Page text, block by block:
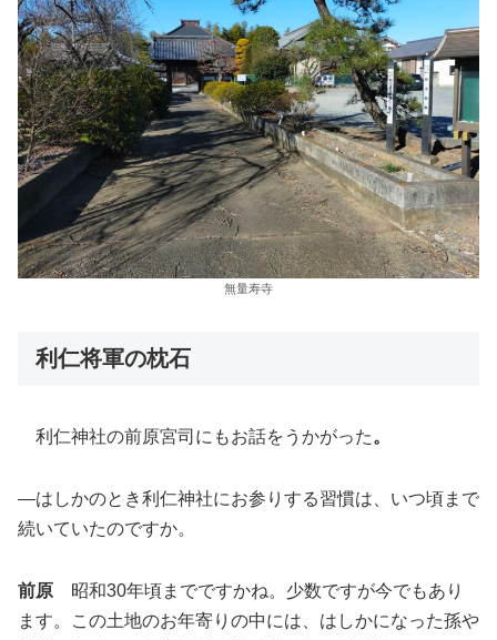
無量寿寺
利仁将軍の枕石
利仁神社の前原宮司にもお話をうかがった。
―はしかのとき利仁神社にお参りする習慣は、いつ頃まで
続いていたのですか。
前原 昭和30年頃までですかね。少数ですが今でもあり
ます。この土地のお年寄りの中には、はしかになった孫や